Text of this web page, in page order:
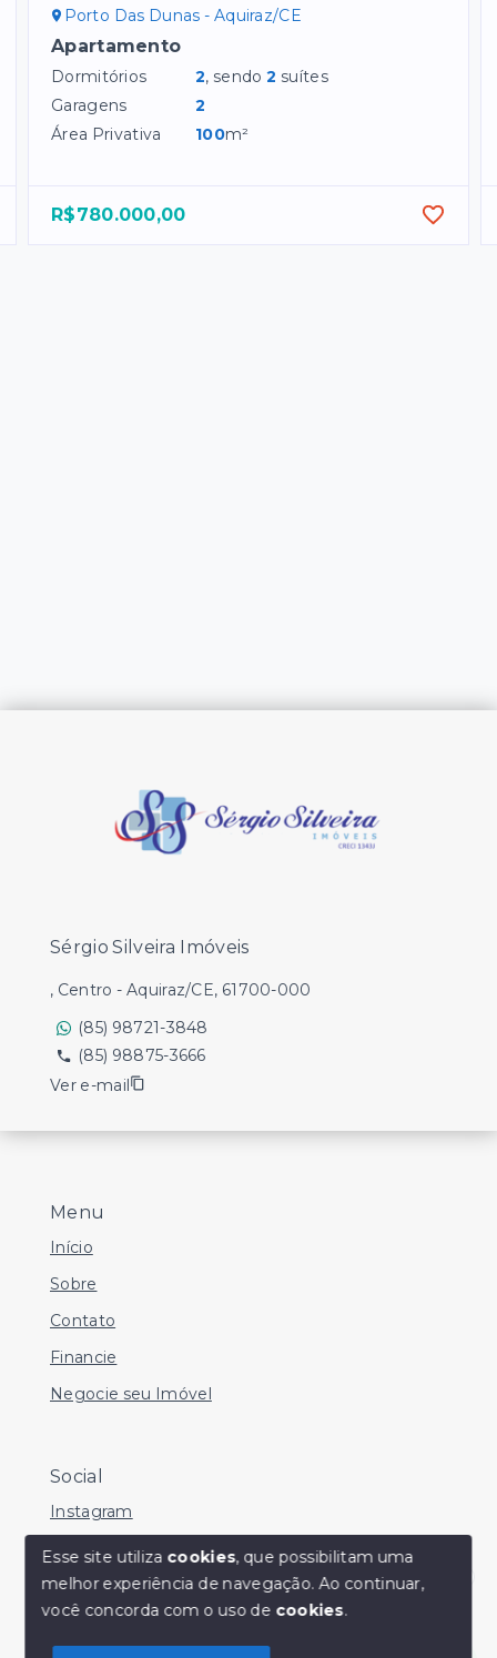
Porto Das Dunas - Aquiraz/CE
Apartamento
Dormitórios 2, sendo2 suítes
Garagens
2
Área Privativa
100m²
R$780.000,00
Olá! Estamos disponíveis para te ajudar.
Menu
Início
Sobre
Contato
Financie
Negocie seu Imóvel
Social
Instagram
Facebook
Youtube
Sérgio Silveira Imóveis
, Centro - Aquiraz/CE, 61700-000
(85) 98721-3848
(85) 98875-3666
Ver e-mail
Esse site utiliza cookies, que possibilitam uma
melhor experiência de navegação.Ao continuar,
você concorda com o uso de cookies.